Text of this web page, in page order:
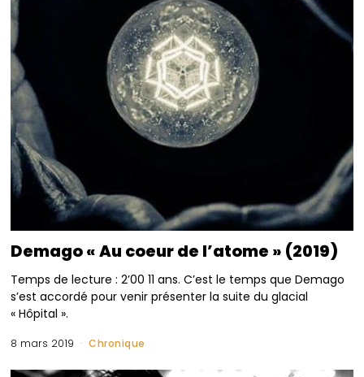
Demago « Au coeur de l’atome » (2019)
Temps de lecture : 2’00 11 ans. C’est le temps que Demago
s’est accordé pour venir présenter la suite du glacial
« Hôpital ».
8 mars 2019 Chronique